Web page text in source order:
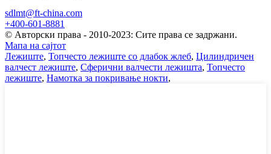
sdlmt@ft-china.com
+400-601-8881
© Авторски права - 2010-2023: Сите права се задржани.
Мапа на сајтот
Лежиште, Топчесто лежиште со длабок жлеб, Цилиндричен
валчест лежиште, Сферични валчести лежишта, Топчесто
лежиште, Намотка за покривање нокти,